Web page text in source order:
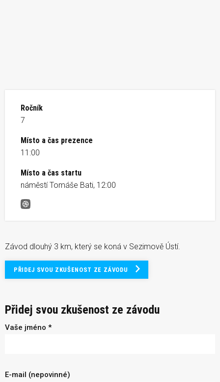
Ročník
7
Místo a čas prezence
11:00
Místo a čas startu
náměstí Tomáše Bati, 12:00
Baťův běh
Závod dlouhý 3 km, který se koná v Sezimově Ústí.
PŘIDEJ SVOU ZKUŠENOST ZE ZÁVODU
Přidej svou zkušenost ze závodu
Vaše jméno *
E-mail (nepovinné)